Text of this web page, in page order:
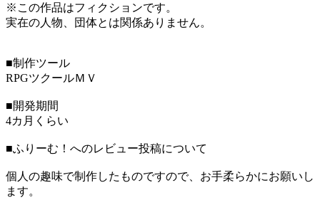
※この作品はフィクションです。
実在の人物、団体とは関係ありません。
■制作ツール
RPGツクールＭＶ
■開発期間
4カ月くらい
■ふりーむ！へのレビュー投稿について
個人の趣味で制作したものですので、お手柔らかにお願いし
ます。